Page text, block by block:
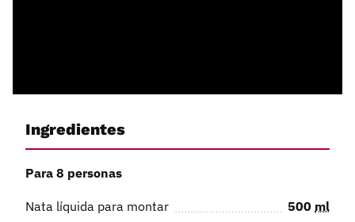
Ingredientes
Para 8 personas
Nata líquida para montar 500 ml